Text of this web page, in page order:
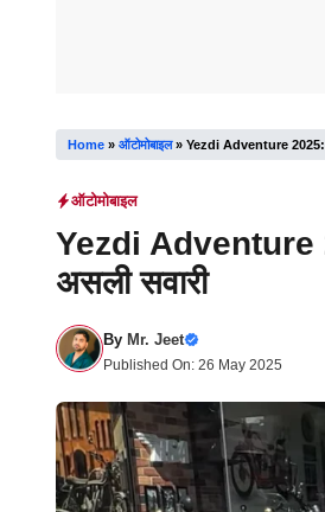
Home » ऑटोमोबाइल» Yezdi Adventure 2025:
ऑटोमोबाइल
Yezdi Adventure
असली सवारी
By Mr. Jeet
Published On: 26 May 2025